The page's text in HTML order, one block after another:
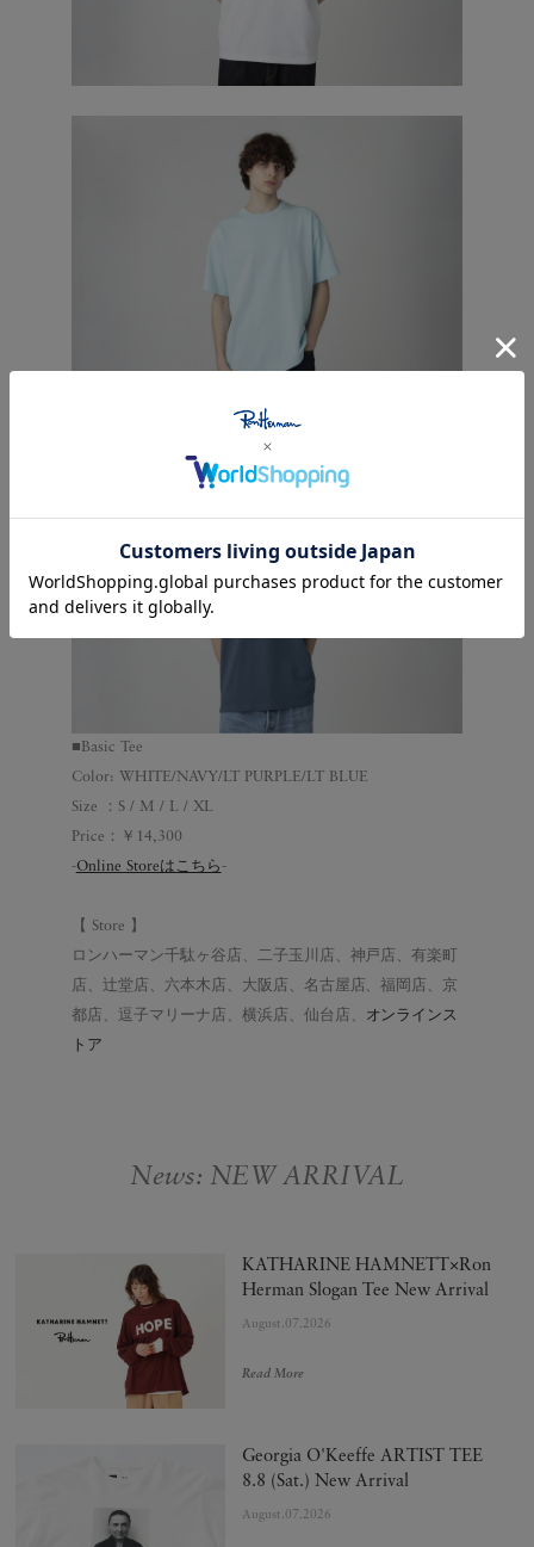
■Basic Tee
Color: WHITE/NAVY/LT PURPLE/LT BLUE
Size ：S / M / L / XL
Price：￥14,300
-Online Storeはこちら -
【 Store 】
ロンハーマン千駄ヶ谷店、二子玉川店、神戸店、有楽町
店、辻堂店、六本木店、大阪店、名古屋店、福岡店、京
都店、逗子マリーナ店、横浜店、仙台店、 オンラインス
トア
News: NEW ARRIVAL
KATHARINE HAMNETT×Ron
Herman Slogan Tee New Arrival
August.07.2026
Read More
Georgia O'Keeffe ARTIST TEE
8.8 (Sat.) New Arrival
August.07.2026